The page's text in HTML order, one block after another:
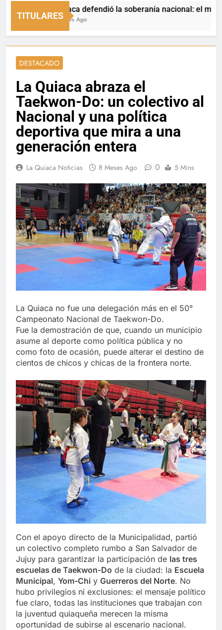
TITULARES
La Quiaca defendió la soberanía nacional: el
25 Minutos Ago
DESTACADO
La Quiaca abraza el
Taekwon-Do: un colectivo al
Nacional y una política
deportiva que mira a una
generación entera
La Quiaca Noticias 8 Meses Ago 0 5 Mins
La Quiaca no fue una delegación más en el 50°
Campeonato Nacional de Taekwon-Do.
Fue la demostración de que, cuando un municipio
asume al deporte como política pública y no
como foto de ocasión, puede alterar el destino de
cientos de chicos y chicas de la frontera norte.
Con el apoyo directo de la Municipalidad, partió
un colectivo completo rumbo a San Salvador de
Jujuy para garantizar la participación de las tres
escuelas de Taekwon-Do de la ciudad: la Escuela
Municipal, Yom-Chi y Guerreros del Norte. No
hubo privilegios ni exclusiones: el mensaje político
fue claro, todas las instituciones que trabajan con
la juventud quiaqueña merecen la misma
oportunidad de subirse al escenario nacional.